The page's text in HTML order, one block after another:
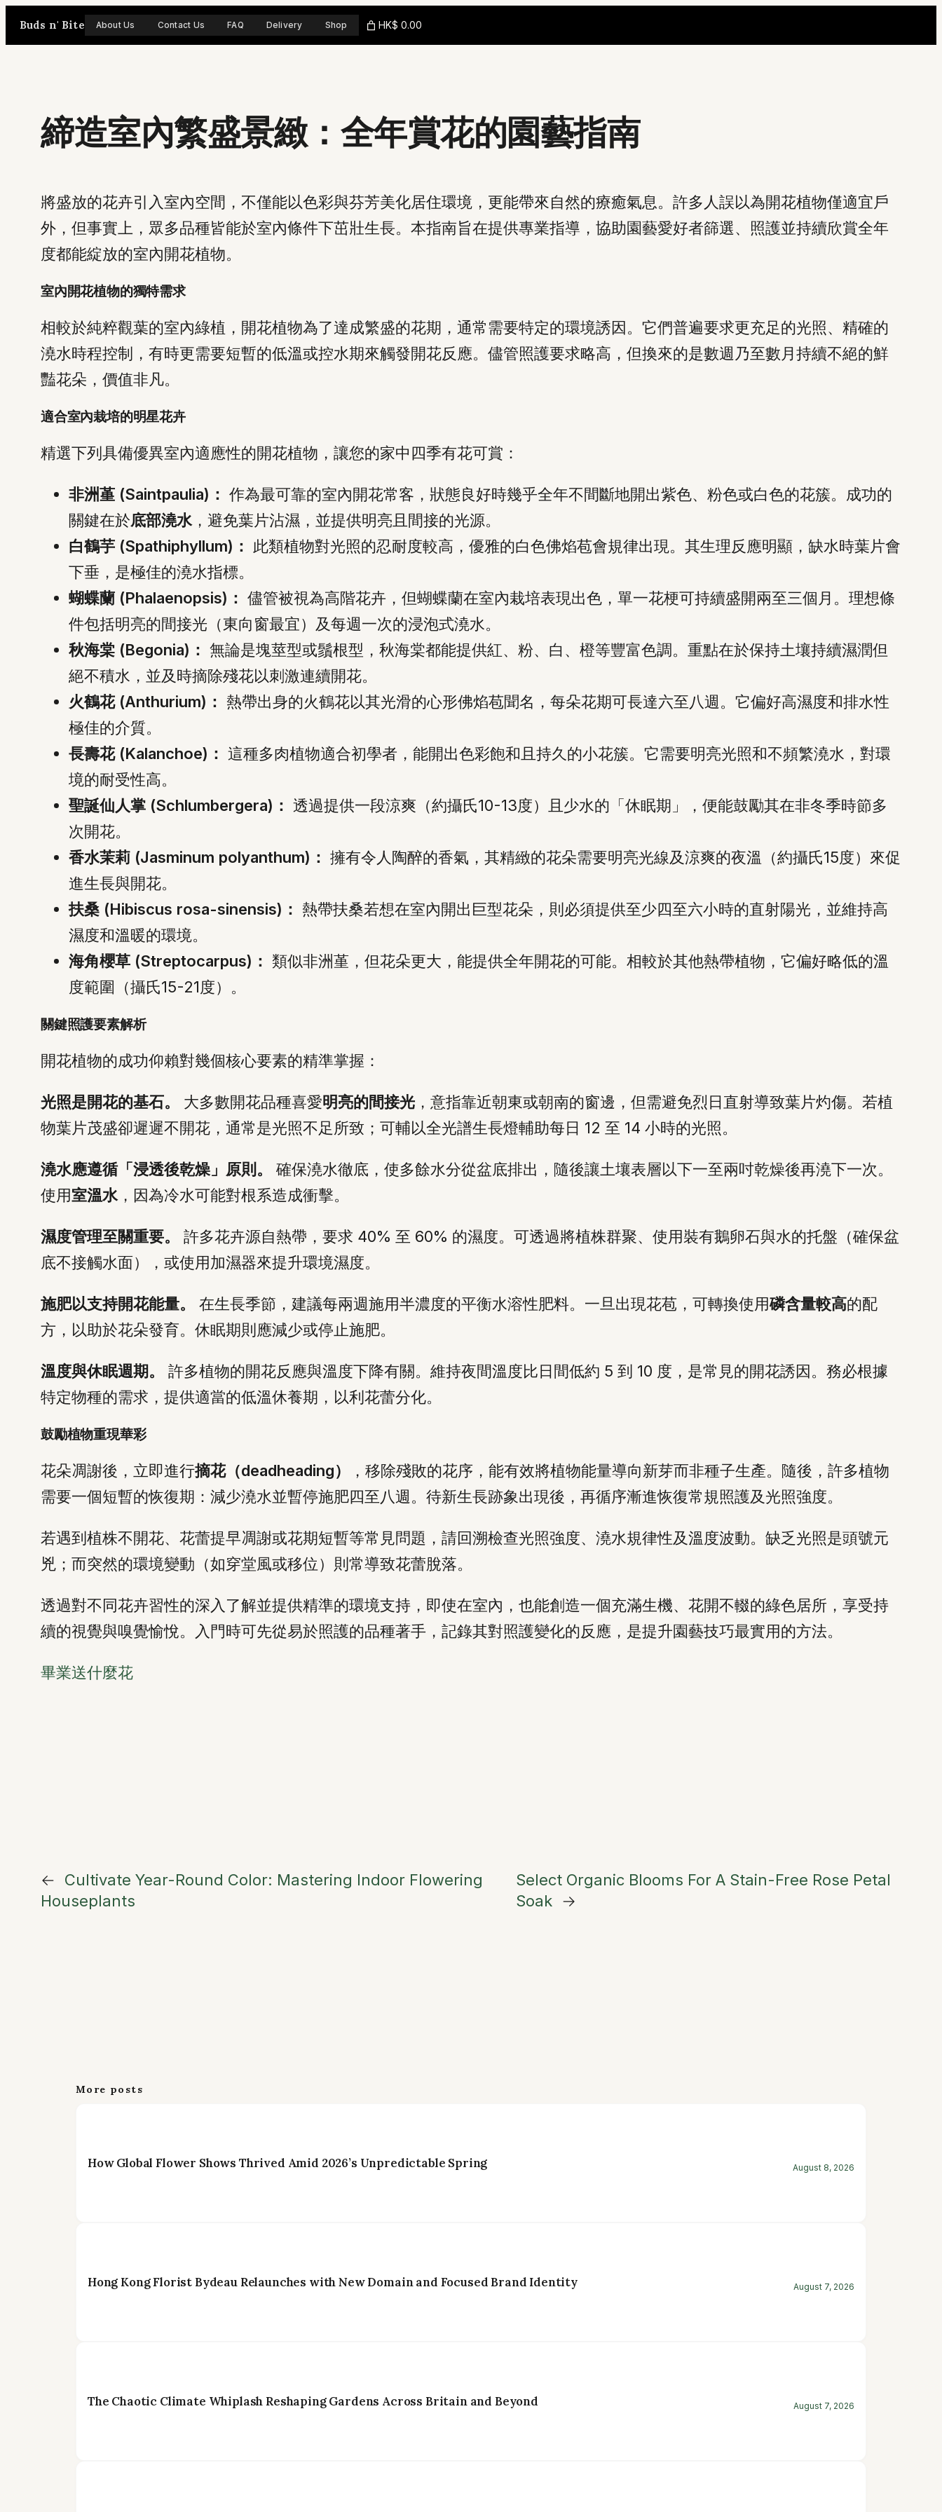
Buds n' Bite About Us Contact Us FAQ Delivery Shop HK$ 0.00
締造室內繁盛景緻：全年賞花的園藝指南
將盛放的花卉引入室內空間，不僅能以色彩與芬芳美化居住環境，更能帶來自然的療癒氣息。許多人誤以為開花植物僅適宜戶
外，但事實上，眾多品種皆能於室內條件下茁壯生長。本指南旨在提供專業指導，協助園藝愛好者篩選、照護並持續欣賞全年
度都能綻放的室內開花植物。
室內開花植物的獨特需求
相較於純粹觀葉的室內綠植，開花植物為了達成繁盛的花期，通常需要特定的環境誘因。它們普遍要求更充足的光照、精確的
澆水時程控制，有時更需要短暫的低溫或控水期來觸發開花反應。儘管照護要求略高，但換來的是數週乃至數月持續不絕的鮮
豔花朵，價值非凡。
適合室內栽培的明星花卉
精選下列具備優異室內適應性的開花植物，讓您的家中四季有花可賞：
非洲堇 (Saintpaulia)： 作為最可靠的室內開花常客，狀態良好時幾乎全年不間斷地開出紫色、粉色或白色的花簇。成功的
關鍵在於底部澆水，避免葉片沾濕，並提供明亮且間接的光源。
白鶴芋 (Spathiphyllum)： 此類植物對光照的忍耐度較高，優雅的白色佛焰苞會規律出現。其生理反應明顯，缺水時葉片會
下垂，是極佳的澆水指標。
蝴蝶蘭 (Phalaenopsis)： 儘管被視為高階花卉，但蝴蝶蘭在室內栽培表現出色，單一花梗可持續盛開兩至三個月。理想條
件包括明亮的間接光（東向窗最宜）及每週一次的浸泡式澆水。
秋海棠 (Begonia)： 無論是塊莖型或鬚根型，秋海棠都能提供紅、粉、白、橙等豐富色調。重點在於保持土壤持續濕潤但
絕不積水，並及時摘除殘花以刺激連續開花。
火鶴花 (Anthurium)： 熱帶出身的火鶴花以其光滑的心形佛焰苞聞名，每朵花期可長達六至八週。它偏好高濕度和排水性
極佳的介質。
長壽花 (Kalanchoe)： 這種多肉植物適合初學者，能開出色彩飽和且持久的小花簇。它需要明亮光照和不頻繁澆水，對環
境的耐受性高。
聖誕仙人掌 (Schlumbergera)： 透過提供一段涼爽（約攝氏10-13度）且少水的「休眠期」，便能鼓勵其在非冬季時節多
次開花。
香水茉莉 (Jasminum polyanthum)： 擁有令人陶醉的香氣，其精緻的花朵需要明亮光線及涼爽的夜溫（約攝氏15度）來促
進生長與開花。
扶桑 (Hibiscus rosa-sinensis)： 熱帶扶桑若想在室內開出巨型花朵，則必須提供至少四至六小時的直射陽光，並維持高
濕度和溫暖的環境。
海角櫻草 (Streptocarpus)： 類似非洲堇，但花朵更大，能提供全年開花的可能。相較於其他熱帶植物，它偏好略低的溫
度範圍（攝氏15-21度）。
關鍵照護要素解析
開花植物的成功仰賴對幾個核心要素的精準掌握：
光照是開花的基石。 大多數開花品種喜愛明亮的間接光 ，意指靠近朝東或朝南的窗邊，但需避免烈日直射導致葉片灼傷。若植
物葉片茂盛卻遲遲不開花，通常是光照不足所致；可輔以全光譜生長燈輔助每日 12 至 14 小時的光照。
澆水應遵循「浸透後乾燥」原則。
確保澆水徹底，使多餘水分從盆底排出，隨後讓土壤表層以下一至兩吋乾燥後再澆下一次。
使用室溫水，因為冷水可能對根系造成衝擊。
濕度管理至關重要。
許多花卉源自熱帶，要求 40% 至 60% 的濕度。可透過將植株群聚、使用裝有鵝卵石與水的托盤（確保盆
底不接觸水面），或使用加濕器來提升環境濕度。
施肥以支持開花能量。 在生長季節，建議每兩週施用半濃度的平衡水溶性肥料。一旦出現花苞，可轉換使用磷含量較高的配
方，以助於花朵發育。休眠期則應減少或停止施肥。
溫度與休眠週期。
許多植物的開花反應與溫度下降有關。維持夜間溫度比日間低約 5 到 10 度，是常見的開花誘因。務必根據
特定物種的需求，提供適當的低溫休養期，以利花蕾分化。
鼓勵植物重現華彩
花朵凋謝後，立即進行摘花（deadheading）
，移除殘敗的花序，能有效將植物能量導向新芽而非種子生產。隨後，許多植物
需要一個短暫的恢復期：減少澆水並暫停施肥四至八週。待新生長跡象出現後，再循序漸進恢復常規照護及光照強度。
若遇到植株不開花、花蕾提早凋謝或花期短暫等常見問題，請回溯檢查光照強度、澆水規律性及溫度波動。缺乏光照是頭號元
兇；而突然的環境變動（如穿堂風或移位）則常導致花蕾脫落。
透過對不同花卉習性的深入了解並提供精準的環境支持，即使在室內，也能創造一個充滿生機、花開不輟的綠色居所，享受持
續的視覺與嗅覺愉悅。入門時可先從易於照護的品種著手，記錄其對照護變化的反應，是提升園藝技巧最實用的方法。
畢業送什麼花
←
Cultivate Year-Round Color: Mastering Indoor Flowering
Houseplants
Select Organic Blooms For A Stain-Free Rose Petal
Soak →
More posts
How Global Flower Shows Thrived Amid 2026’s Unpredictable Spring August 8, 2026
Hong Kong Florist Bydeau Relaunches with New Domain and Focused Brand Identity August 7, 2026
The Chaotic Climate Whiplash Reshaping Gardens Across Britain and Beyond August 7, 2026